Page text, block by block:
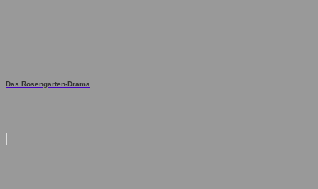
Das Rosengarten-Drama